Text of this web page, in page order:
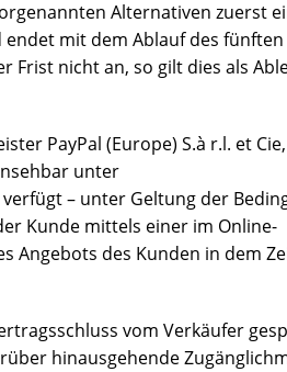
Alternativen zuerst
mit dem Ablauf des fünften
Frist nicht an, so gilt dies als
PayPal (Europe) S.à r.l. et Cie,
unter
– unter Geltung der
Kunde mittels einer im Online-
Angebots des Kunden in dem
vom Verkäufer
hinausgehende